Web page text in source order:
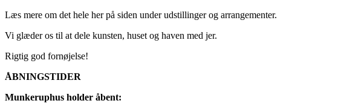
Læs mere om det hele her på siden under udstillinger og arrangementer.
Vi glæder os til at dele kunsten, huset og haven med jer.
Rigtig god fornøjelse!
ÅBNINGSTIDER
Munkeruphus holder åbent: